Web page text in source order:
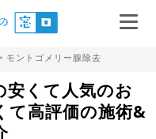
モントゴメリー腺除去
安くて人気のお
て高評価の施術&